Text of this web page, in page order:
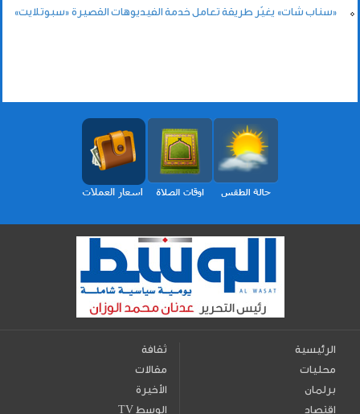
«سناب شات» يغيّر طريقة تعامل خدمة الفيديوهات القصيرة «سبوتلايت»
الرئيسية
محليات
برلمان
اقتصاد
ثقافة
مقالات
الأخيرة
TV الوسط